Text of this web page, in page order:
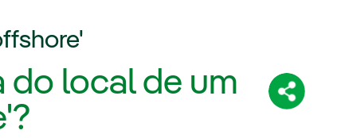
do local de um